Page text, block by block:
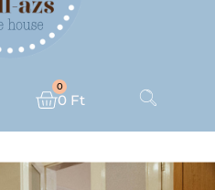
0 Ft
0